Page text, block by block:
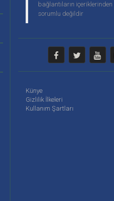
bağlantıların içeriklerinden
sorumlu değildir
Künye
Gizlilik İlkeleri
Kullanım Şartları